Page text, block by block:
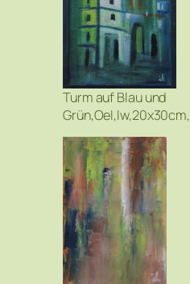
Turm auf Blau und
Grün,Oel,lw,20x30cm,